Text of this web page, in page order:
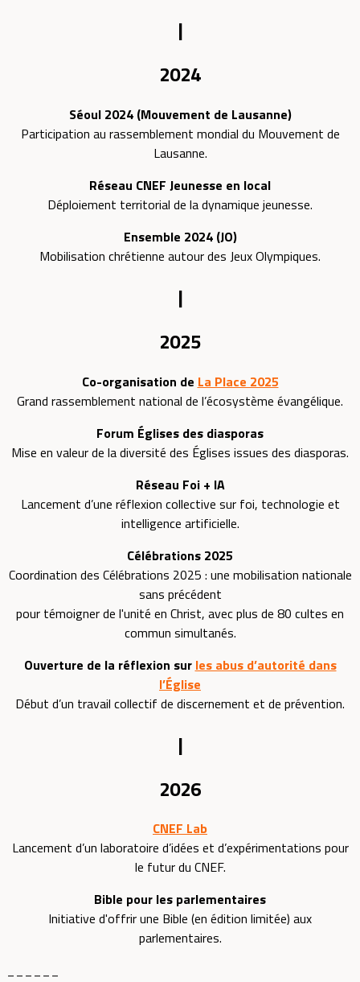
|
2024
Séoul 2024 (Mouvement de Lausanne)
Participation au rassemblement mondial du Mouvement de
Lausanne.
Réseau CNEF Jeunesse en local
Déploiement territorial de la dynamique jeunesse.
Ensemble 2024 (JO)
Mobilisation chrétienne autour des Jeux Olympiques.
|
2025
Co-organisation de La Place 2025
Grand rassemblement national de l’écosystème évangélique.
Forum Églises des diasporas
Mise en valeur de la diversité des Églises issues des diasporas.
Réseau Foi + IA
Lancement d’une réflexion collective sur foi, technologie et
intelligence artificielle.
Célébrations 2025
Coordination des Célébrations 2025 : une mobilisation nationale
sans précédent
pour témoigner de l'unité en Christ, avec plus de 80 cultes en
commun simultanés.
Ouverture de la réflexion sur les abus d’autorité dans
l’Église
Début d’un travail collectif de discernement et de prévention.
|
2026
CNEF Lab
Lancement d’un laboratoire d’idées et d’expérimentations pour
le futur du CNEF.
Bible pour les parlementaires
Initiative d'offrir une Bible (en édition limitée) aux
parlementaires.